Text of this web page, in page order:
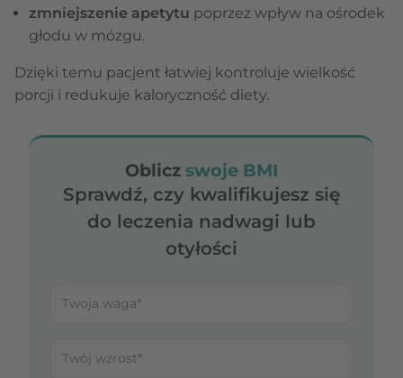
zmniejszenie apetytu poprzez wpływ na ośrodek
głodu w mózgu.
Dzięki temu pacjent łatwiej kontroluje wielkość
porcji i redukuje kaloryczność diety.
Oblicz swoje BMI
Sprawdź, czy kwalifikujesz się
do leczenia nadwagi lub
otyłości